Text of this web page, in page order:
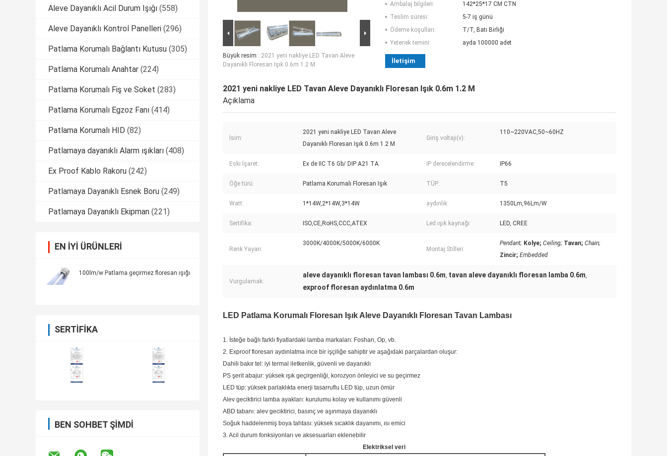
Aleve Dayanıklı Acil Durum Işığı (558)
Aleve Dayanıklı Kontrol Panelleri (296)
Patlama Korumalı Bağlantı Kutusu (305)
Patlama Korumalı Anahtar (224)
Patlama Korumalı Fiş ve Soket (283)
Patlama Korumalı Egzoz Fanı (414)
Patlama Korumalı HID (82)
Patlamaya dayanıklı Alarm ışıkları (408)
Ex Proof Kablo Rakoru (242)
Patlamaya Dayanıklı Esnek Boru (249)
Patlamaya Dayanıklı Ekipman (221)
EN IYI ÜRÜNLERI
100lm/w Patlama geçirmez floresan ışığı
SERTIFIKA
BEN SOHBET ŞIMDI
Büyük resim : 2021 yeni nakliye LED Tavan Aleve
Dayanıklı Floresan Işık 0.6m 1.2 M
Ambalaj bilgileri:
142*25*17 CM CTN
Teslim süresi:
5-7 iş günü
Ödeme koşulları:
T/T, Batı Birliği
Yetenek temini:
ayda 100000 adet
İletişim
2021 yeni nakliye LED Tavan Aleve Dayanıklı Floresan Işık 0.6m 1.2 M
Açıklama
İsim:
2021 yeni nakliye LED Tavan Aleve
Dayanıklı Floresan Işık 0.6m 1.2 M
Giriş voltajı(v):
110~220VAC,50~60HZ
Eski İşaret: Ex de IIC T6 Gb/ DIP A21 TA IP derecelendirme: IP66
Öğe türü: Patlama Korumalı Floresan Işık TÜP: T5
Watt: 1*14W,2*14W,3*14W aydınlık: 1350Lm,96Lm/W
Sertifika: ISO,CE,RoHS,CCC,ATEX Led ışık kaynağı: LED, CREE
Renk Yayan:
3000K/4000K/5000K/6000K
Montaj Stilleri:
Pendant; Kolye; Ceiling; Tavan; Chain;
Zincir; Embedded
Vurgulamak:
aleve dayanıklı floresan tavan lambası 0.6m, tavan aleve dayanıklı floresan lamba 0.6m,
exproof floresan aydınlatma 0.6m
LED Patlama Korumalı Floresan Işık Aleve Dayanıklı Floresan Tavan Lambası
1. İsteğe bağlı farklı fiyatlardaki lamba markaları: Foshan, Op, vb.
2. Exproof floresan aydınlatma ince bir işçiliğe sahiptir ve aşağıdaki parçalardan oluşur:
Dahili bakır tel: iyi termal iletkenlik, güvenli ve dayanıklı
PS şerit abajur: yüksek ışık geçirgenliği, korozyon önleyici ve su geçirmez
LED tüp: yüksek parlaklıkta enerji tasarruflu LED tüp, uzun ömür
Alev geciktirici lamba ayakları: kurulumu kolay ve kullanımı güvenli
ABD tabanı: alev geciktirici, basınç ve aşınmaya dayanıklı
Soğuk haddelenmiş boya tahtası: yüksek sıcaklık dayanımı, ısı emici
3. Acil durum fonksiyonları ve aksesuarları eklenebilir
Elektriksel veri